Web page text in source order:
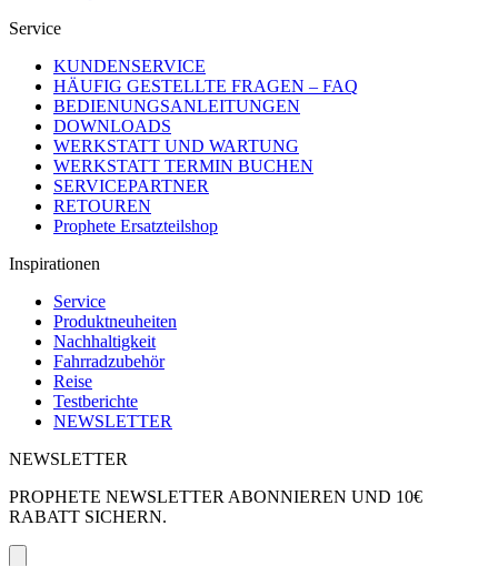
Service
KUNDENSERVICE
HÄUFIG GESTELLTE FRAGEN – FAQ
BEDIENUNGSANLEITUNGEN
DOWNLOADS
WERKSTATT UND WARTUNG
WERKSTATT TERMIN BUCHEN
SERVICEPARTNER
RETOUREN
Prophete Ersatzteilshop
Inspirationen
Service
Produktneuheiten
Nachhaltigkeit
Fahrradzubehör
Reise
Testberichte
NEWSLETTER
NEWSLETTER
PROPHETE NEWSLETTER ABONNIEREN UND 10€
RABATT SICHERN.